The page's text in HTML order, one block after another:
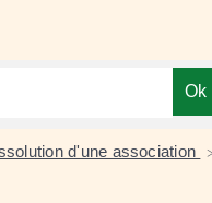
d'une association >